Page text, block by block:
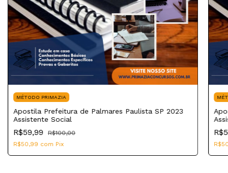
MÉTODO PRIMAZIA
Apostila Prefeitura de Palmares Paulista SP 2023
Assistente Social
R$59,99
R$100,00
R$50,99 com Pix